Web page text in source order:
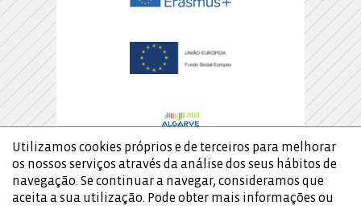
Utilizamos cookies próprios e de terceiros para melhorar
os nossos serviços através da análise dos seus hábitos de
navegação. Se continuar a navegar, consideramos que
aceita a sua utilização. Pode obter mais informações ou